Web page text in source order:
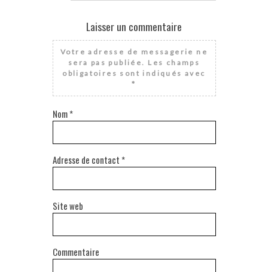
Laisser un commentaire
Votre adresse de messagerie ne
sera pas publiée. Les champs
obligatoires sont indiqués avec
*
Nom*
Adresse de contact *
Site web
Commentaire